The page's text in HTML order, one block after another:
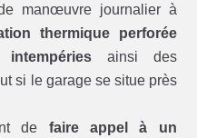
manœuvre journalier à
thermique perforée
intempériesainsi des
si le garage se situe près
de faire appel à un